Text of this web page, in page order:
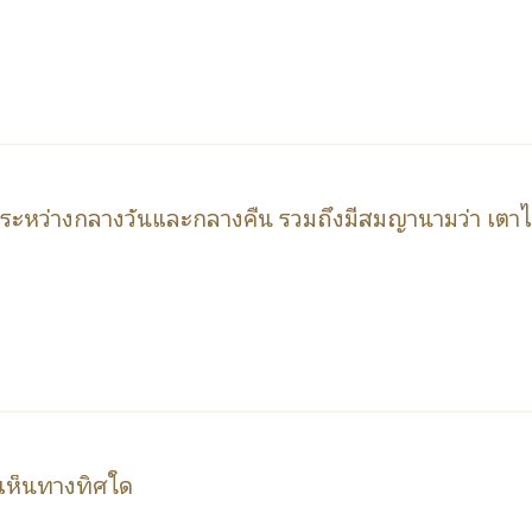
หว่างกลางวันและกลางคืน รวมถึงมีสมญานามว่า เตา
ห็นทางทิศใด